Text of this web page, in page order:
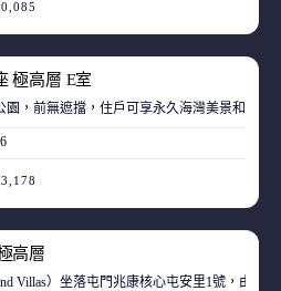
極高層 E室
園，前無遮擋，住戶可享永久海灣美景和赤
高層
Villas）坐落屯門兆康核心屯安里1號，由